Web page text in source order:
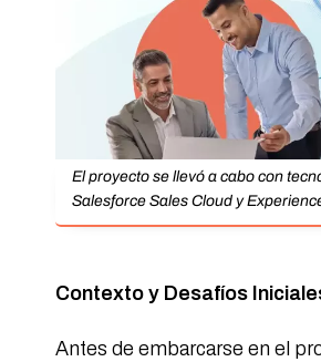
El proyecto se llevó a cabo con
Salesforce Sales Cloud y
Contexto y Desafíos
Antes de embarcarse en el